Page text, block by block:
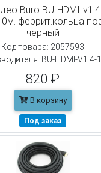
Buro BU-HDMI-
феррит.кольца
черный
Код товара: 2057593
BU-HDMI-V1.4-
820 ₽
В корзину
Под заказ